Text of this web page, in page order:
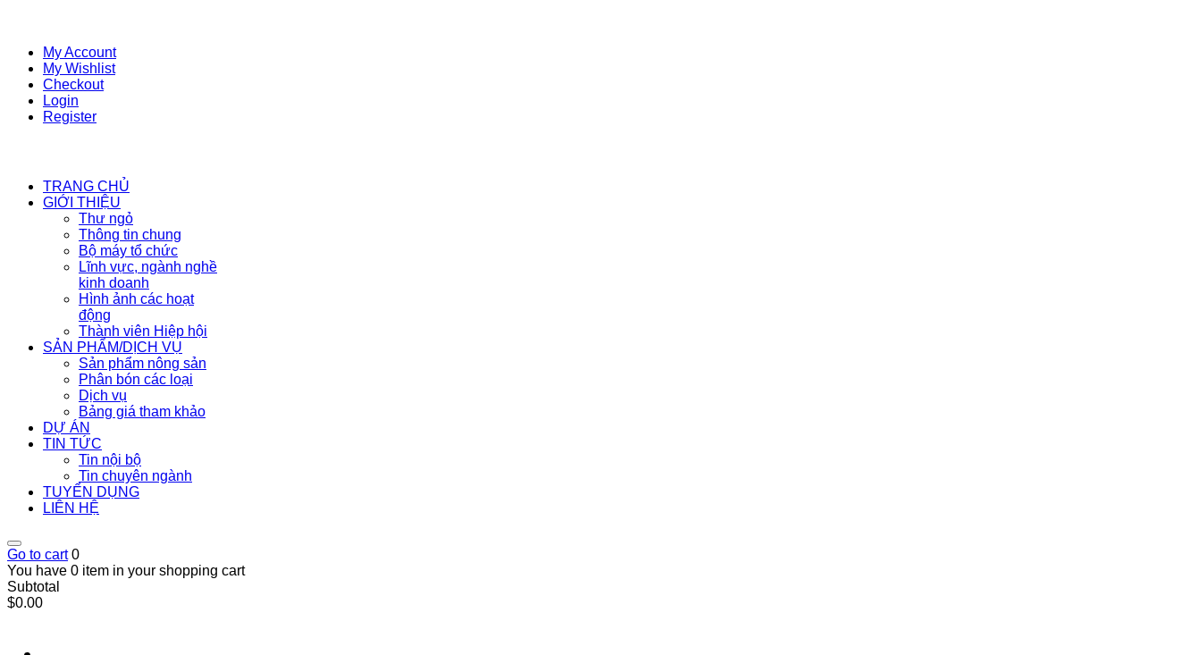
My Account
My Wishlist
Checkout
Login
Register
TRANG CHỦ
GIỚI THIỆU
Thư ngỏ
Thông tin chung
Bộ máy tổ chức
Lĩnh vực, ngành nghề
kinh doanh
Hình ảnh các hoạt
động
Thành viên Hiệp hội
SẢN PHẨM/DỊCH VỤ
Sản phẩm nông sản
Phân bón các loại
Dịch vụ
Bảng giá tham khảo
DỰ ÁN
TIN TỨC
Tin nội bộ
Tin chuyên ngành
TUYỂN DỤNG
LIÊN HỆ
Go to cart 0
You have 0 item in your shopping cart
Subtotal
$0.00